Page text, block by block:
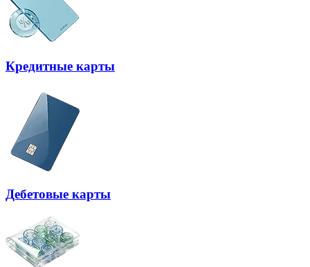
Кредитные карты
Дебетовые карты